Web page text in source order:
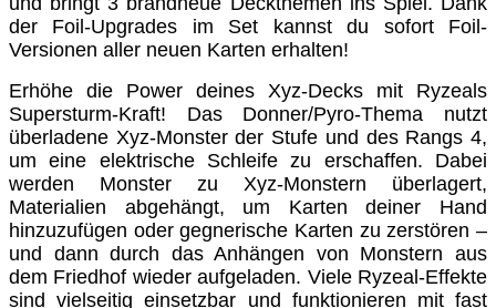
der Foil-Upgrades im Set kannst du sofort Foil-
Versionen aller neuen Karten erhalten!
Erhöhe die Power deines Xyz-Decks mit Ryzeals
Supersturm-Kraft! Das Donner/Pyro-Thema nutzt
überladene Xyz-Monster der Stufe und des Rangs 4,
um eine elektrische Schleife zu erschaffen. Dabei
werden Monster zu Xyz-Monstern überlagert,
Materialien abgehängt, um Karten deiner Hand
hinzuzufügen oder gegnerische Karten zu zerstören –
und dann durch das Anhängen von Monstern aus
dem Friedhof wieder aufgeladen. Viele Ryzeal-Effekte
sind vielseitig einsetzbar und funktionieren mit fast